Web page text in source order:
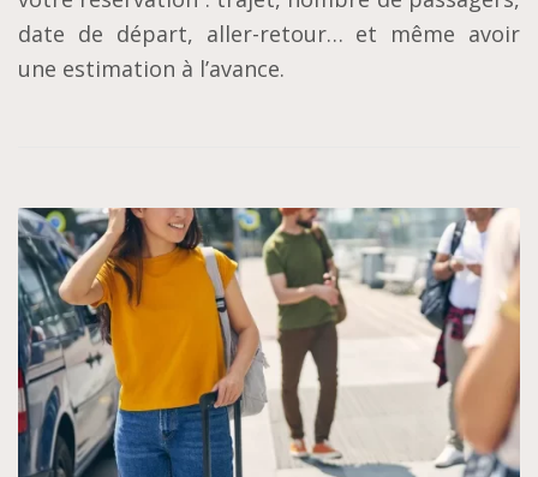
date de départ, aller-retour… et même avoir
une estimation à l’avance.